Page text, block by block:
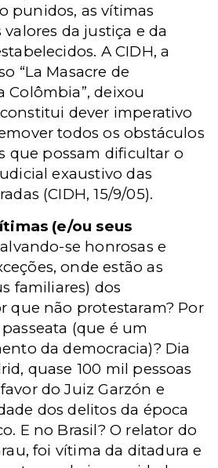
punidos, as vítimas
da justiça e da
A CIDH, a
“La Masacre de
Colômbia”, deixou
dever imperativo
todos os obstáculos
que possam dificultar o
exaustivo das
(CIDH, 15/9/05).
(e/ou seus
se honrosas e
onde estão as
familiares) dos
que não protestaram? Por
(que é um
da democracia)? Dia
quase 100 mil pessoas
do Juiz Garzón e
dos delitos da época
E no Brasil? O relator do
foi vítima da ditadura e